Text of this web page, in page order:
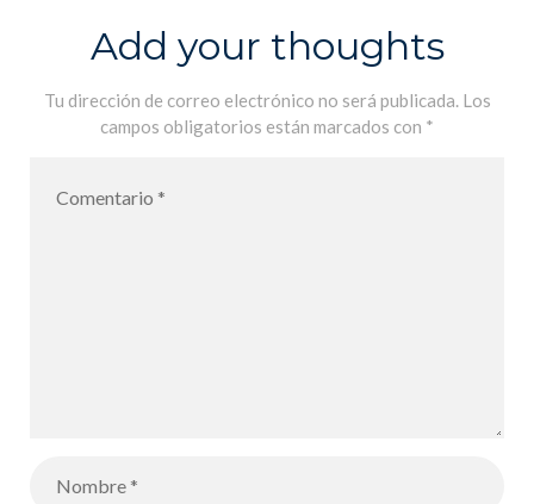
familias en
FLE
Add your thoughts
Tu dirección de correo electrónico no será publicada. Los
campos obligatorios están marcados con *